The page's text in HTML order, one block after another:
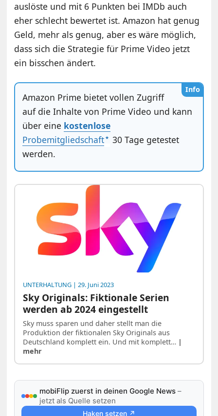
auslöste und mit 6 Punkten bei IMDb auch
eher schlecht bewertet ist. Amazon hat genug
Geld, mehr als genug, aber es wäre möglich,
dass sich die Strategie für Prime Video jetzt
ein bisschen ändert.
Info
Amazon Prime bietet vollen Zugriff
auf die Inhalte von Prime Video und kann
über eine kostenlose
Probemitgliedschaft
30 Tage getestet
werden.
UNTERHALTUNG | 29. Juni 2023
Sky Originals: Fiktionale Serien
werden ab 2024 eingestellt
Sky muss sparen und daher stellt man die
Produktion der fiktionalen Sky Originals aus
Deutschland komplett ein. Und mit komplett… |
mehr
mobiFlip zuerst in deinen Google News –
jetzt als Quelle setzen
Haken setzen ↗